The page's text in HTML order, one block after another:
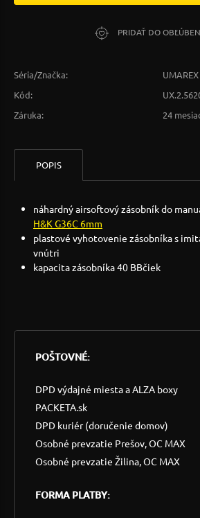
PRIDAŤ DO
Séria/Značka:
Kód:
Záruka:
24
POPIS
náhardný airsoftový zásobník do
H&K G36C 6mm
plastové vyhotovenie zásobníka s
vnútri
kapacita zásobníka 40 BBčiek
POŠTOVNÉ:
DPD výdajné miesta a ALZA boxy
PACKETA.sk
DPD kuriér (doručenie domov)
Osobné prevzatie Prešov, OC MAX
Osobné prevzatie Žilina, OC MAX
FORMA PLATBY: